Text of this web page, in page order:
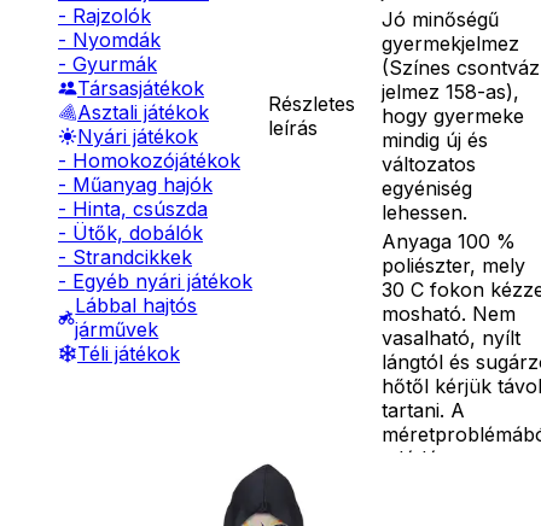
- Rajzolók
- Nyomdák
- Gyurmák
Társasjátékok
Asztali játékok
Nyári játékok
- Homokozójátékok
- Műanyag hajók
- Hinta, csúszda
- Ütők, dobálók
- Strandcikkek
- Egyéb nyári játékok
Lábbal hajtós
járművek
Téli játékok
Részletes
leírás
Jó minőségű
gyermekjelmez
(Színes csontváz
jelmez 158-as),
hogy gyermeke
mindig új és
változatos
egyéniség
lehessen.
Anyaga 100 %
poliészter, mely
30 C fokon
mosható. Nem
vasalható, nyílt
lángtól és
hőtől kérjük távol
tartani. A
adódó